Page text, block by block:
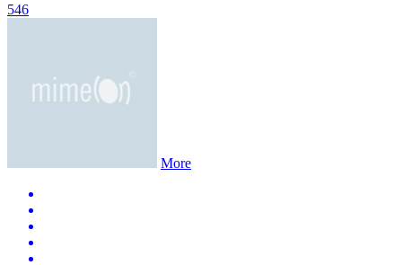
546
More